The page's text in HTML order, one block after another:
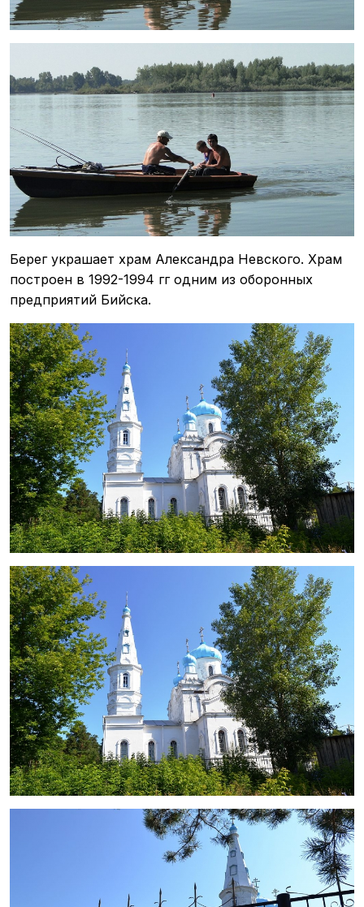
Берег украшает храм Александра Невского. Храм
построен в 1992-1994 гг одним из оборонных
предприятий Бийска.